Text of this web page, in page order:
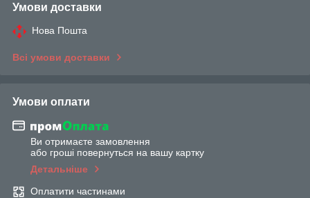
Умови доставки
Нова Пошта
Всі умови доставки
Умови оплати
Ви отримаєте замовлення
або гроші повернуться на вашу картку
Детальніше
Оплатити частинами